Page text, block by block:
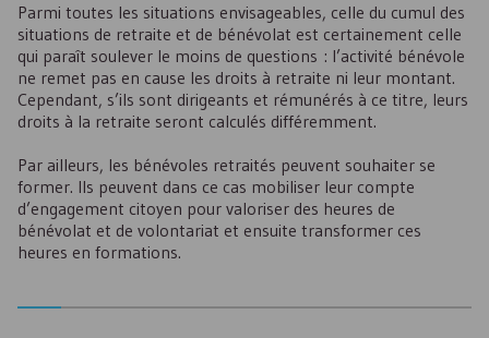
Parmi toutes les situations envisageables, celle du cumul des
situations de retraite et de bénévolat est certainement celle
qui paraît soulever le moins de questions : l’activité bénévole
ne remet pas en cause les droits à retraite ni leur montant.
Cependant, s’ils sont dirigeants et rémunérés à ce titre, leurs
droits à la retraite seront calculés différemment.
Par ailleurs, les bénévoles retraités peuvent souhaiter se
former. Ils peuvent dans ce cas mobiliser leur compte
d’engagement citoyen pour valoriser des heures de
bénévolat et de volontariat et ensuite transformer ces
heures en formations.